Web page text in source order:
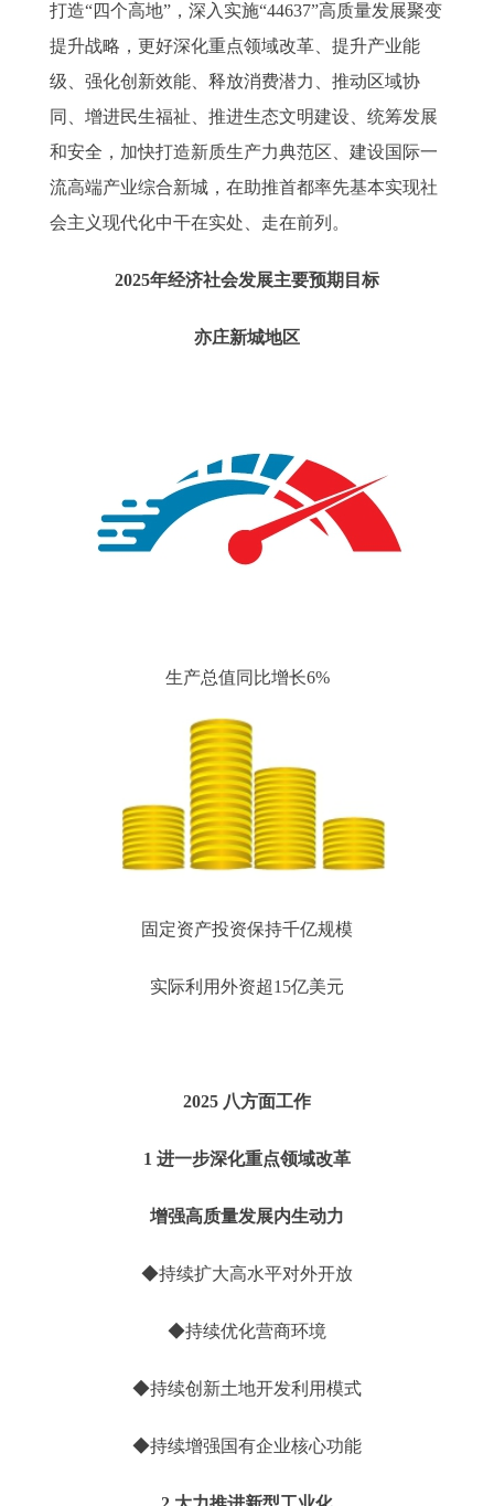
打造“四个高地”，深入实施“44637”高质量发展聚变
提升战略，更好深化重点领域改革、提升产业能
级、强化创新效能、释放消费潜力、推动区域协
同、增进民生福祉、推进生态文明建设、统筹发展
和安全，加快打造新质生产力典范区、建设国际一
流高端产业综合新城，在助推首都率先基本实现社
会主义现代化中干在实处、走在前列。
2025年经济社会发展主要预期目标
亦庄新城地区
生产总值同比增长6%
固定资产投资保持千亿规模
实际利用外资超15亿美元
2025 八方面工作
1 进一步深化重点领域改革
增强高质量发展内生动力
◆持续扩大高水平对外开放
◆持续优化营商环境
◆持续创新土地开发利用模式
◆持续增强国有企业核心功能